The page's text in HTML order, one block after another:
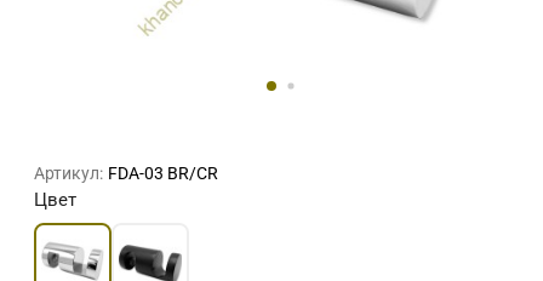
Артикул: FDA-03 BR/CR
Цвет